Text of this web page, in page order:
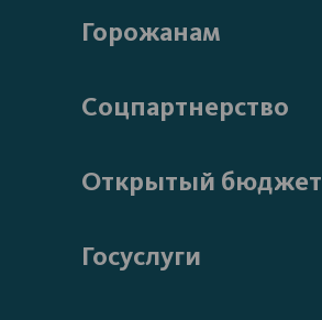
Горожанам
Соцпартнерство
Открытый бюджет
Госуслуги